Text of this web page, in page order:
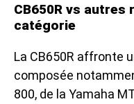
CB650R vs
catégorie
La CB650R affronte
composée
800, de la Yamaha